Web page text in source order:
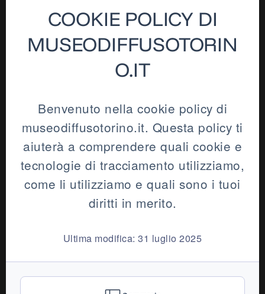
COOKIE POLICY DI
MUSEODIFFUSOTORIN
O.IT
Benvenuto nella cookie policy di
museodiffusotorino.it. Questa policy ti
aiuterà a comprendere quali cookie e
tecnologie di tracciamento utilizziamo,
come li utilizziamo e quali sono i tuoi
diritti in merito.
Ultima modifica: 31 luglio 2025